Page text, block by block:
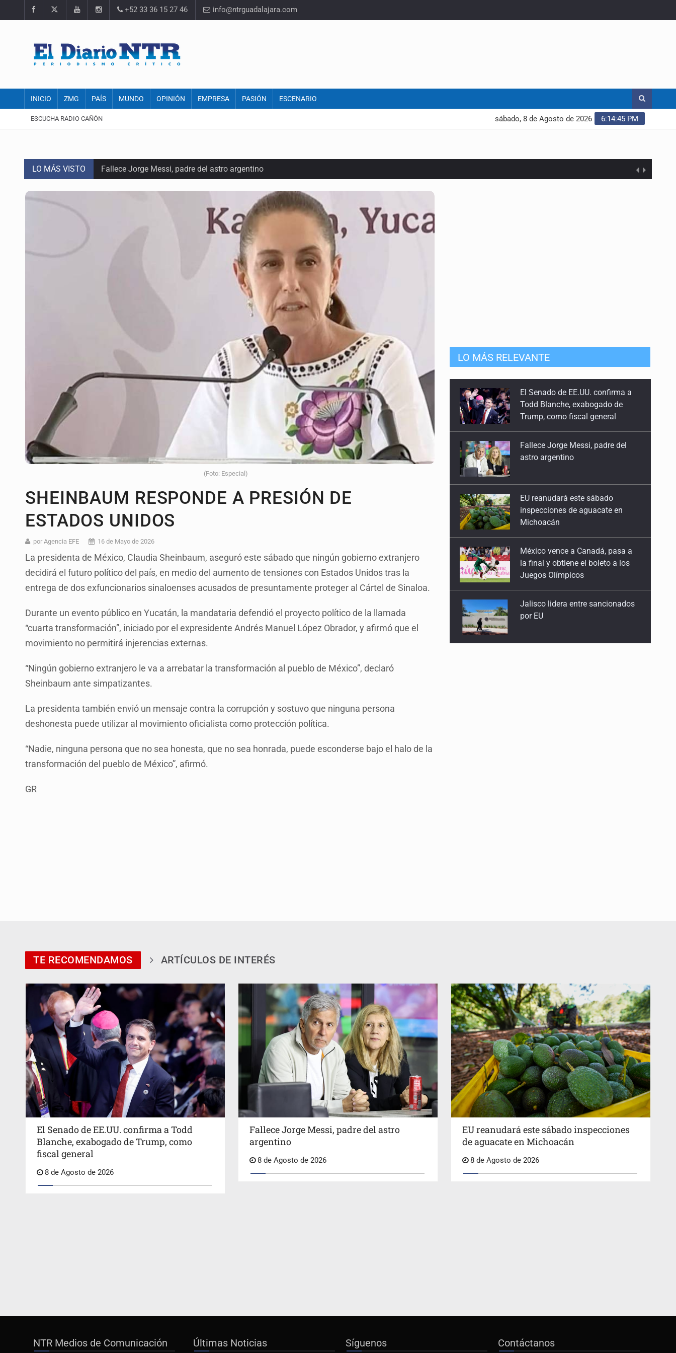
+52 33 36 15 27 46 info@ntrguadalajara.com
INICIO ZMG PAÍS MUNDO OPINIÓN EMPRESA PASIÓN ESCENARIO
ESCUCHA RADIO CAÑÓN 6:14:46 PM
sábado, 8 de Agosto de 2026
LO MÁS VISTO Fallece Jorge Messi, padre del astro argentino
EU reanudará este sábado inspecciones de aguacate en Michoacán
México vence a Canadá, pasa a la final y obtiene el boleto a los Juegos Olímpicos
Jalisco lidera entre sancionados por EU
Avalan rebaja del Siapa para 203 colonias
Realizan primera boda de personas sordas en Zapopan
Entrega apoyos a afectados por lluvias en Oblatos
El Senado de EE.UU. confirma a Todd Blanche, exabogado de Trump, como fiscal general
(Foto: Especial)
SHEINBAUM RESPONDE A PRESIÓN DE
ESTADOS UNIDOS
por Agencia EFE 16 de Mayo de 2026
La presidenta de México, Claudia Sheinbaum, aseguró este sábado que ningún gobierno extranjero
decidirá el futuro político del país, en medio del aumento de tensiones con Estados Unidos tras la
entrega de dos exfuncionarios sinaloenses acusados de presuntamente proteger al Cártel de Sinaloa.
Durante un evento público en Yucatán, la mandataria defendió el proyecto político de la llamada
“cuarta transformación”, iniciado por el expresidente Andrés Manuel López Obrador, y afirmó que el
movimiento no permitirá injerencias externas.
“Ningún gobierno extranjero le va a arrebatar la transformación al pueblo de México”, declaró
Sheinbaum ante simpatizantes.
La presidenta también envió un mensaje contra la corrupción y sostuvo que ninguna persona
deshonesta puede utilizar al movimiento oficialista como protección política.
“Nadie, ninguna persona que no sea honesta, que no sea honrada, puede esconderse bajo el halo de la
transformación del pueblo de México”, afirmó.
GR
LO MÁS RELEVANTE
Fallece Jorge Messi, padre del
astro argentino
EU reanudará este sábado
inspecciones de aguacate en
México vence a Canadá, pasa a
la final y obtiene el boleto a los
Juegos Olímpicos
Jalisco lidera entre sancionados
por EU
Exigen con protesta
atender desaparición de menores
TE RECOMENDAMOS ARTÍCULOS DE INTERÉS
El Senado de EE.UU. confirma a Todd
Blanche, exabogado de Trump, como
fiscal general
8 de Agosto de 2026
Fallece Jorge Messi, padre del astro
argentino
8 de Agosto de 2026
EU reanudará este sábado inspecciones
de aguacate en Michoacán
8 de Agosto de 2026
NTR Medios de Comunicación Últimas Noticias Síguenos Contáctanos